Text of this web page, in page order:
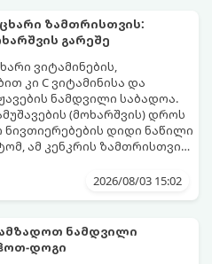
ზამთრისთვის:
გარეშე
ვიტამინების,
კი C ვიტამინისა და
ნამდვილი საბადოა.
(მოხარშვის) დროს
დიდი ნაწილი
ამ კენკრის ზამთრისთვის
მოხარშვის გარეშე.
გემოს, არომატს და
2026/08/03 15:02
ნამდვილი
დოგი